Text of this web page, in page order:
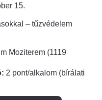
15.
– tűzvédelem
Moziterem (1119
2 pont/alkalom (bírálati